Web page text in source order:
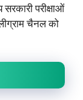
परीक्षाओं
चैनल को